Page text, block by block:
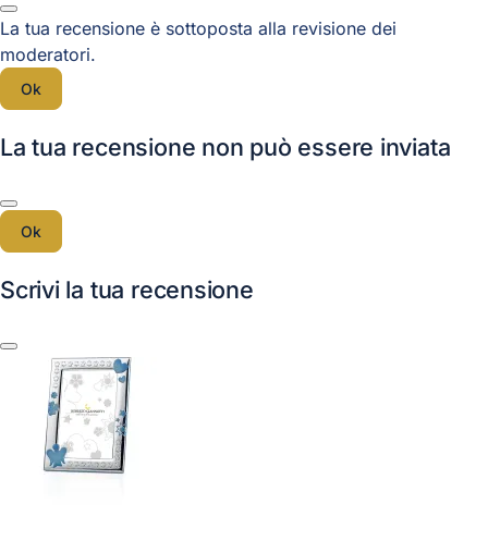
La tua recensione è sottoposta alla revisione dei
moderatori.
Ok
La tua recensione non può essere inviata
Ok
Scrivi la tua recensione